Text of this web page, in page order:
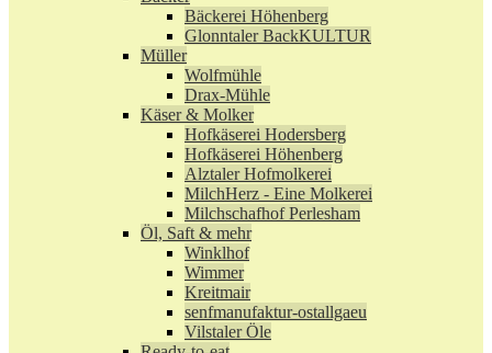
Bäckerei Höhenberg
Glonntaler BackKULTUR
Müller
Wolfmühle
Drax-Mühle
Käser & Molker
Hofkäserei Hodersberg
Hofkäserei Höhenberg
Alztaler Hofmolkerei
MilchHerz - Eine Molkerei
Milchschafhof Perlesham
Öl, Saft & mehr
Winklhof
Wimmer
Kreitmair
senfmanufaktur-ostallgaeu
Vilstaler Öle